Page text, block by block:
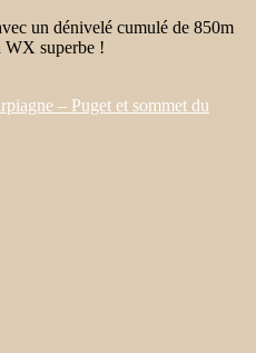
un dénivelé cumulé de 850m
WX superbe !
– Puget et sommet du